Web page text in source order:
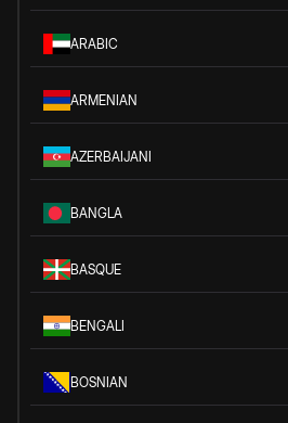
ARABIC
ARMENIAN
AZERBAIJANI
BANGLA
BASQUE
BENGALI
BOSNIAN